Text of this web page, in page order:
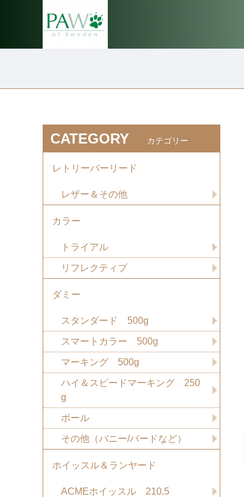
CATEGORY カテゴリー
レトリーバーリード
レザー＆その他
カラー
トライアル
リフレクティブ
ダミー
スタンダード 500g
スマートカラー 500g
マーキング 500g
ハイ＆スピードマーキング 250
g
ボール
その他（バニー/バードなど）
ホイッスル＆ランヤード
ACMEホイッスル 210.5